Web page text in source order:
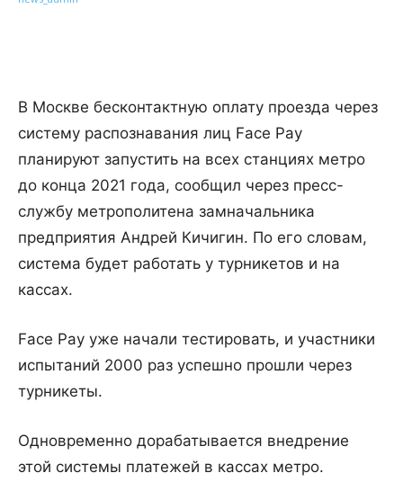
В Москве бесконтактную оплату проезда через
систему распознавания лиц Face Pay
планируют запустить на всех станциях метро
до конца 2021 года, сообщил через пресс-
службу метрополитена замначальника
предприятия Андрей Кичигин. По его словам,
система будет работать у турникетов и на
кассах.
Face Pay уже начали тестировать, и участники
испытаний 2000 раз успешно прошли через
турникеты.
Одновременно дорабатывается внедрение
этой системы платежей в кассах метро.